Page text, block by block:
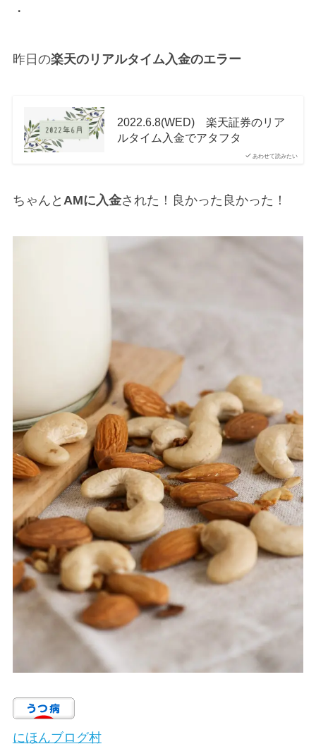
・
昨日の楽天のリアルタイム入金のエラー
あわせて読みたい
2022.6.8(WED) 楽天証券のリア
ルタイム入金でアタフタ
ちゃんと AMに入金された！良かった良かった！
にほんブログ村